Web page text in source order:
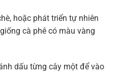
hoặc phát triển tự nhiên
cà phê có màu vàng
dấu từng cây một để vào